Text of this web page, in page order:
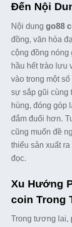
Đến Nội
Nội dunggo88
đồng, văn hóa
cộng đồng nóng
hầu hết trào lưu
vào trong một
sự sắp gũi cùng
hùng, đóng góp
đắm đuối hơn.
cũng muốn đề
thiểu sản xuất
đọc.
Xu Hướng
coin Trong
Trong tương lai,